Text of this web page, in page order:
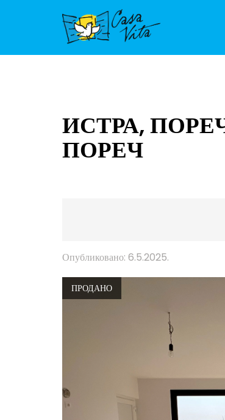
ИСТРА,
ПОРЕЧ
Опубликовано: 6.5.2025.
ПРОДАНО